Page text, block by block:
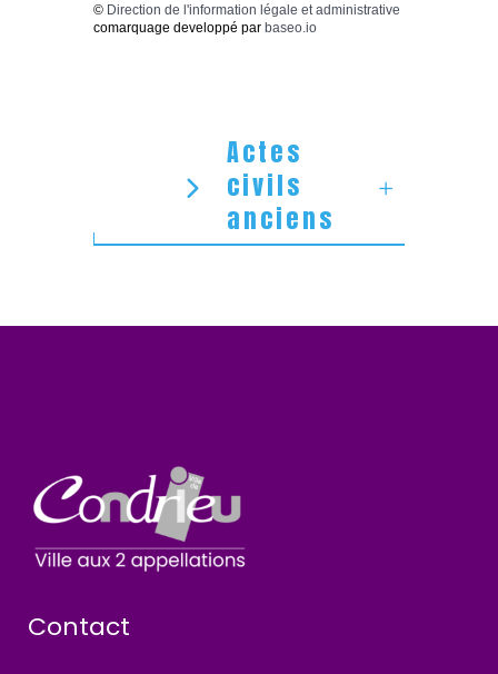
© Direction de l'information légale et administrative
comarquage developpé par baseo.io
Actes
civils
anciens
Contact